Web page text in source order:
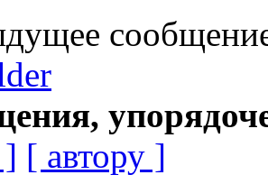
[ автору ]